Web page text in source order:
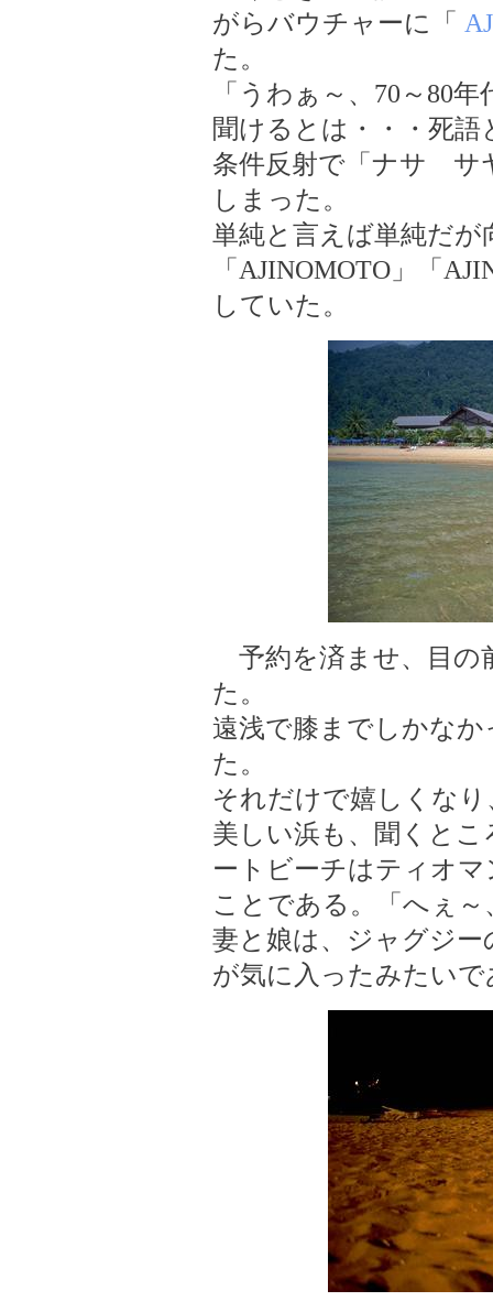
がらバウチャーに「
た。
「うわぁ～、70～80
聞けるとは・・・死
条件反射で「ナサ サ
しまった。
単純と言えば単純だ
「AJINOMOTO」「
していた。
予約を済ませ、目の
た。
遠浅で膝までしかな
た。
それだけで嬉しくな
美しい浜も、聞くと
ートビーチはティオ
ことである。「へぇ
妻と娘は、ジャグジ
が気に入ったみたいで